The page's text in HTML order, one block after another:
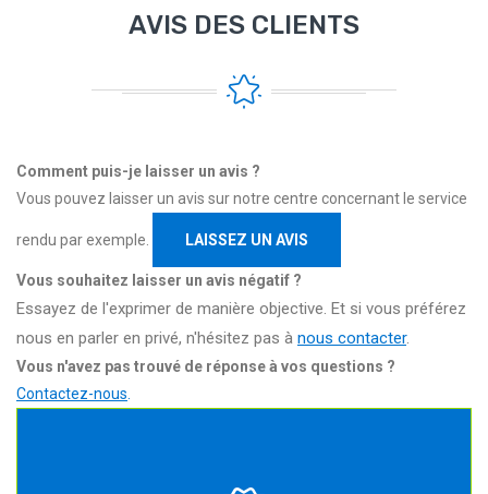
AVIS DES CLIENTS
Comment puis-je laisser un avis ?
Vous pouvez laisser un avis sur notre centre concernant le service
rendu par exemple. LAISSEZ UN AVIS
Vous souhaitez laisser un avis négatif ?
Essayez de l'exprimer de manière objective. Et si vous préférez
nous en parler en privé, n'hésitez pas à nous contacter.
Vous n'avez pas trouvé de réponse à vos questions ?
Contactez-nous.